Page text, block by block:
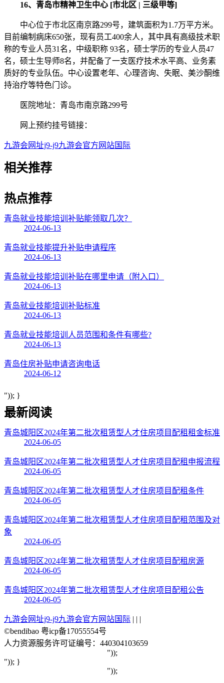
16、青岛市精神卫生中心 [市北区 | 三级甲等]
中心位于市北区南京路299号，建筑面积为1.7万平方米。
目前编制病床650张，现有员工400余人，其中具有高级技术职
称的专业人员31名，中级职称 93名，硕士学历的专业人员47
名，硕士生导师8名，并配备了一支医疗技术水平高、业务素
质好的专业队伍。中心设置老年、心理咨询、失眠、美沙酮维
持治疗等特色门诊。
医院地址：青岛市南京路299号
网上预约挂号链接：
九游会网址j9-j9九游会官方网站国际
相关推荐
热点推荐
青岛就业技能培训补贴能领取几次？
2024-06-13
青岛就业技能提升补贴申请程序
2024-06-13
青岛就业技能培训补贴在哪里申请（附入口）
2024-06-13
青岛就业技能培训补贴标准
2024-06-13
青岛就业技能培训人员范围和条件有哪些?
2024-06-13
青岛住房补贴申请咨询电话
2024-06-12
")); }
最新阅读
青岛城阳区2024年第二批次租赁型人才住房项目配租租金标准
2024-06-05
青岛城阳区2024年第二批次租赁型人才住房项目配租申报流程
2024-06-05
青岛城阳区2024年第二批次租赁型人才住房项目配租条件
2024-06-05
青岛城阳区2024年第二批次租赁型人才住房项目配租范围及对
象
2024-06-05
青岛城阳区2024年第二批次租赁型人才住房项目配租房源
2024-06-05
青岛城阳区2024年第二批次租赁型人才住房项目配租公告
2024-06-05
九游会网址j9-j9九游会官方网站国际 | | |
©bendibao 粤icp备17055554号
人力资源服务许可证编号：440304103659
"));
")); }
"));